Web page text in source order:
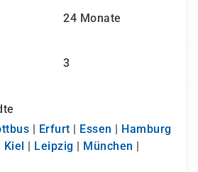
24 Monate
3
| Erfurt | Essen | Hamburg
Kiel | Leipzig | München |